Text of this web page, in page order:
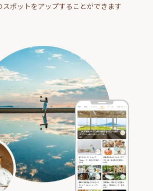
スポットをアップすることができます